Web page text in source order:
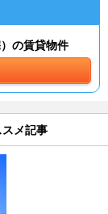
の賃貸物件
メ記事